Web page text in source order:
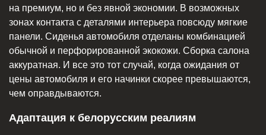
на премиум, но и без явной экономии. В возможных
зонах контакта с деталями интерьера повсюду мягкие
панели. Сиденья автомобиля отделаны комбинацией
обычной и перфорированной экокожи. Сборка салона
аккуратная. И все это тот случай, когда ожидания от
цены автомобиля и его начинки скорее превышаются,
чем оправдываются.
Адаптация к белорусским реалиям